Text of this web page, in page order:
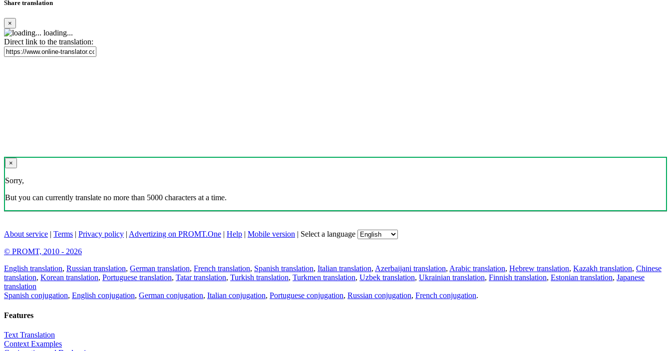
Share translation
×
loading...
Direct link to the translation:
×
Sorry,
But you can currently translate no more than 5000 characters at a time.
About service | Terms | Privacy policy | Advertizing on PROMT.One | Help | Mobile version | Select a language
© PROMT, 2010 - 2026
English translation, Russian translation, German translation, French translation, Spanish translation, Italian translation, Azerbaijani translation, Arabic translation, Hebrew translation, Kazakh translation, Chinese
translation, Korean translation, Portuguese translation, Tatar translation, Turkish translation, Turkmen translation, Uzbek translation, Ukrainian translation, Finnish translation, Estonian translation, Japanese
translation
Spanish conjugation, English conjugation, German conjugation, Italian conjugation, Portuguese conjugation, Russian conjugation, French conjugation.
Features
Text Translation
Context Examples